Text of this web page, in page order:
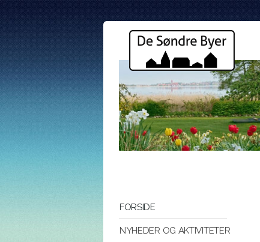
FORSIDE
NYHEDER OG AKTIVITETER